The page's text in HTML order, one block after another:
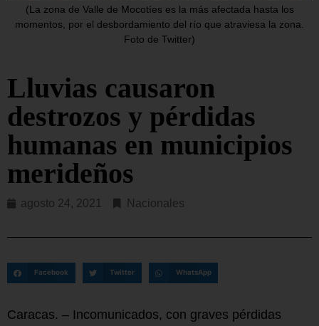
(La zona de Valle de Mocotíes es la más afectada hasta los
momentos, por el desbordamiento del río que atraviesa la zona.
Foto de Twitter)
Lluvias causaron
destrozos y pérdidas
humanas en municipios
merideños
agosto 24, 2021 Nacionales
Facebook Twitter WhatsApp
Caracas. – Incomunicados, con graves pérdidas